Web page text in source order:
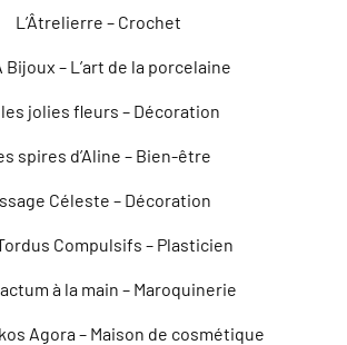
L’Âtrelierre – Crochet
Bijoux – L’art de la porcelaine
les jolies fleurs – Décoration
spires d’Aline – Bien-être
Céleste – Décoration
Compulsifs – Plasticien
à la main – Maroquinerie
Agora – Maison de cosmétique